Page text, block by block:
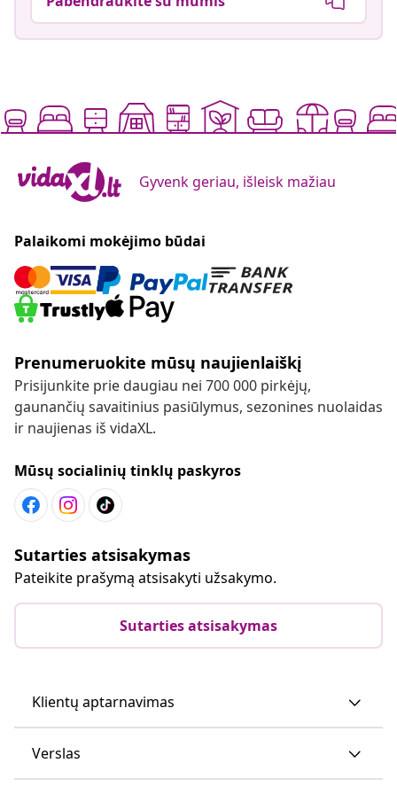
Gyvenk geriau, išleisk mažiau
Palaikomi mokėjimo būdai
Prenumeruokite mūsų naujienlaiškį
Prisijunkite prie daugiau nei 700 000 pirkėjų,
gaunančių savaitinius pasiūlymus, sezonines nuolaidas
ir naujienas iš vidaXL.
Mūsų socialinių tinklų paskyros
Sutarties atsisakymas
Pateikite prašymą atsisakyti užsakymo.
Sutarties atsisakymas
Klientų aptarnavimas
Verslas